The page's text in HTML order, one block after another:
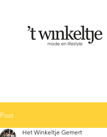
Post
Het Winkeltje Gemert